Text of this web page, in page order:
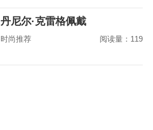
丹尼尔·克雷格佩戴
MoonSwatch 出席美国国
时尚推荐 阅读量：119